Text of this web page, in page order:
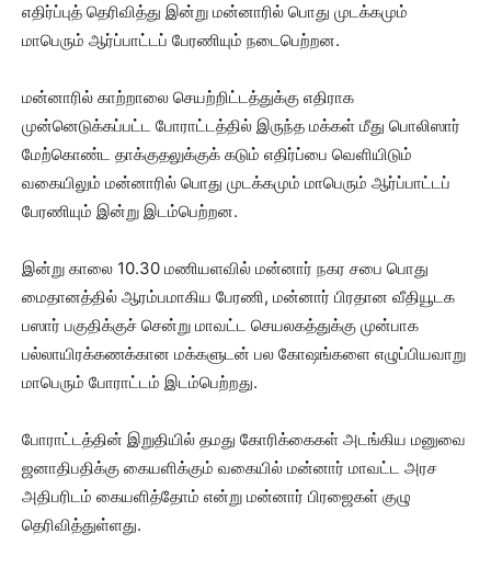
எதிர்ப்புத் தெரிவித்து இன்று மன்னாரில் பொது முடக்கமும்
மாபெரும் ஆர்ப்பாட்டப் பேரணியும் நடைபெற்றன.
மன்னாரில் காற்றாலை செயற்றிட்டத்துக்கு எதிராக
முன்னெடுக்கப்பட்ட போராட்டத்தில் இருந்த மக்கள் மீது பொலிஸார்
மேற்கொண்ட தாக்குதலுக்குக் கடும் எதிர்ப்பை வெளியிடும்
வகையிலும் மன்னாரில் பொது முடக்கமும் மாபெரும் ஆர்ப்பாட்டப்
பேரணியும் இன்று இடம்பெற்றன.
இன்று காலை 10.30 மணியளவில் மன்னார் நகர சபை பொது
மைதானத்தில் ஆரம்பமாகிய பேரணி, மன்னார் பிரதான வீதியூடக
பஸார் பகுதிக்குச் சென்று மாவட்ட செயலகத்துக்கு முன்பாக
பல்லாயிரக்கணக்கான மக்களுடன் பல கோஷங்களை எழுப்பியவாறு
மாபெரும் போராட்டம் இடம்பெற்றது.
போராட்டத்தின் இறுதியில் தமது கோரிக்கைகள் அடங்கிய மனுவை
ஜனாதிபதிக்கு கையளிக்கும் வகையில் மன்னார் மாவட்ட அரச
அதிபரிடம் கையளித்தோம் என்று மன்னார் பிரஜைகள் குழு
தெரிவித்துள்ளது.